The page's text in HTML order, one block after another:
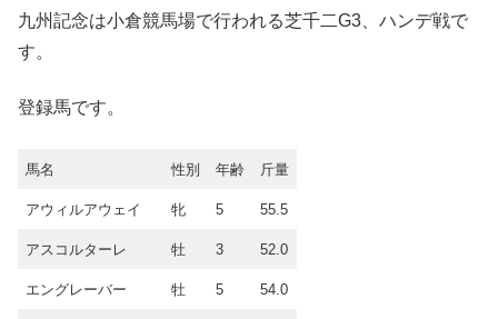
九州記念は小倉競馬場で行われる芝千二G3、ハンデ戦で
す。
登録馬です。
馬名 性別 年齢 斤量
アウィルアウェイ 牝 5 55.5
アスコルターレ 牡 3 52.0
エングレーバー 牡 5 54.0